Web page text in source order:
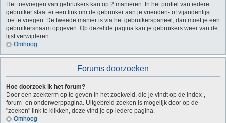
Het toevoegen van gebruikers kan op 2 manieren. In het profiel van iedere
gebruiker staat er een link om de gebruiker aan je vrienden- of vijandenlijst
toe te voegen. De tweede manier is via het gebruikerspaneel, dan moet je een
gebruikersnaam opgeven. Op dezelfde pagina kan je gebruikers weer van de
lijst verwijderen.
Omhoog
Forums doorzoeken
Hoe doorzoek ik het forum?
Door een zoekterm op te geven in het zoekveld, die je vindt op de index-,
forum- en onderwerppagina. Uitgebreid zoeken is mogelijk door op de
"zoeken" link te klikken, deze vind je op iedere pagina.
Omhoog